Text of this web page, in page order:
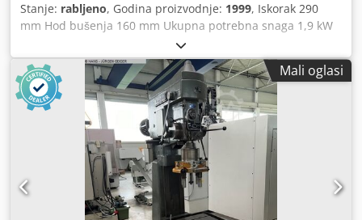
Stanje: rabljeno, Godina proizvodnje: 1999, Iskorak 290
mm Hod bušenja 160 mm Ukupna potrebna snaga 1,9 kW
Dsdpfxew En D Ue Af Tjkr Opis slijedi!
Mali oglasi